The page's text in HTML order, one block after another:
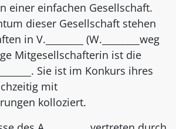
einer einfachen Gesellschaft.
dieser Gesellschaft stehen
in V.________ (W.________weg
Mitgesellschafterin ist die
Sie ist im Konkurs ihres
mit
kolloziert.